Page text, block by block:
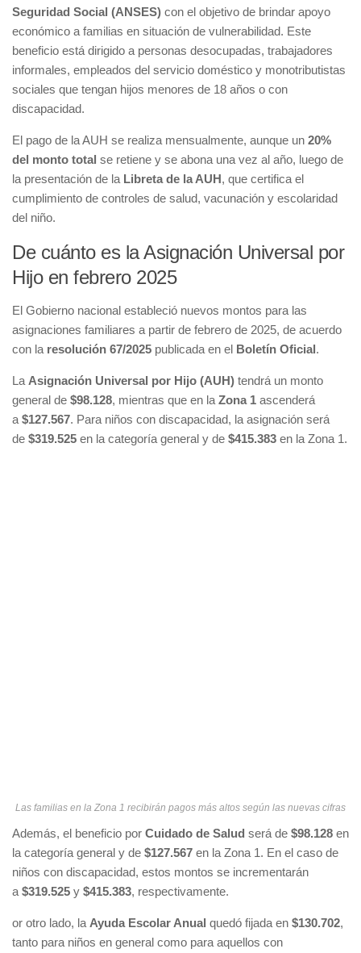
Seguridad Social (ANSES) con el objetivo de brindar apoyo
económico a familias en situación de vulnerabilidad. Este
beneficio está dirigido a personas desocupadas, trabajadores
informales, empleados del servicio doméstico y monotributistas
sociales que tengan hijos menores de 18 años o con
discapacidad.
El pago de la AUH se realiza mensualmente, aunque un 20%
del monto total se retiene y se abona una vez al año, luego de
la presentación de la Libreta de la AUH, que certifica el
cumplimiento de controles de salud, vacunación y escolaridad
del niño.
De cuánto es la Asignación Universal por
Hijo en febrero 2025
El Gobierno nacional estableció nuevos montos para las
asignaciones familiares a partir de febrero de 2025, de acuerdo
con la resolución 67/2025 publicada en el Boletín Oficial.
La Asignación Universal por Hijo (AUH) tendrá un monto
general de $98.128, mientras que en la Zona 1 ascenderá
a $127.567. Para niños con discapacidad, la asignación será
de $319.525 en la categoría general y de $415.383 en la Zona 1.
Las familias en la Zona 1 recibirán pagos más altos según las nuevas cifras
Además, el beneficio por Cuidado de Salud será de $98.128 en
la categoría general y de $127.567 en la Zona 1. En el caso de
niños con discapacidad, estos montos se incrementarán
a $319.525 y $415.383, respectivamente.
or otro lado, la Ayuda Escolar Anual quedó fijada en $130.702,
tanto para niños en general como para aquellos con